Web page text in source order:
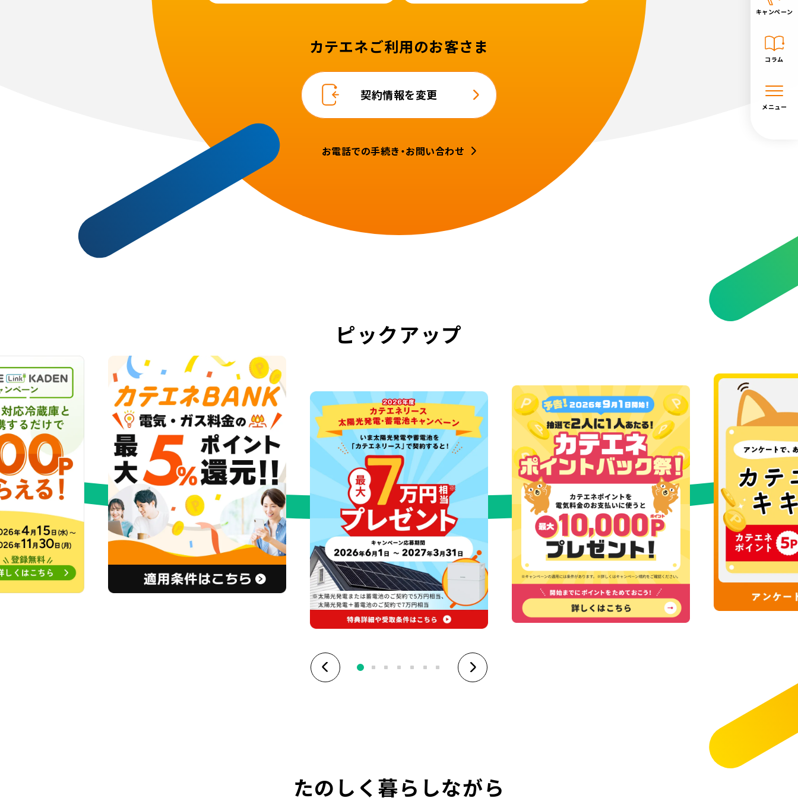
キャンペーン
コラム
メニュー
カテエネご利用のお客さま
契約情報を変更
お電話での手続き・お問い合わせ
ピックアップ
たのしく暮らしながら